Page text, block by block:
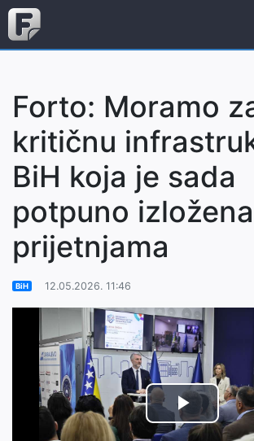
Forto: Moramo
kritičnu
BiH koja je sada
potpuno
prijetnjama
BiH 12.05.2026. 11:46
Play